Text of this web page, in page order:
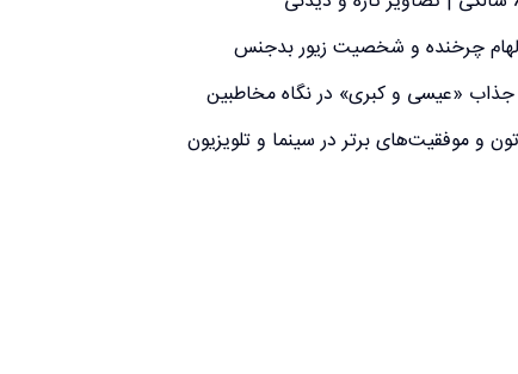
الهام چرخنده و شخصیت زیور بدجنس
و موفقیت‌های برتر در سینما و تلویزیون